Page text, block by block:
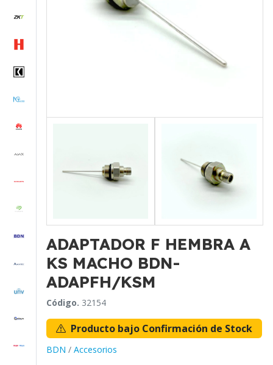
ADAPTADOR F HEMBRA A
KS MACHO BDN-
ADAPFH/KSM
Código. 32154
Producto bajo Confirmación de Stock
BDN / Accesorios